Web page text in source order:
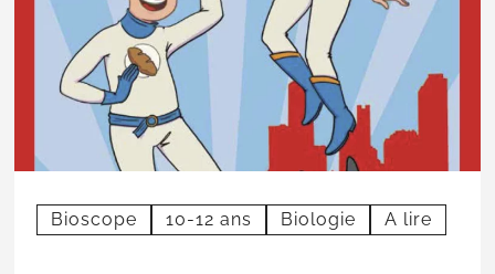
Bioscope 10-12 ans Biologie A lire